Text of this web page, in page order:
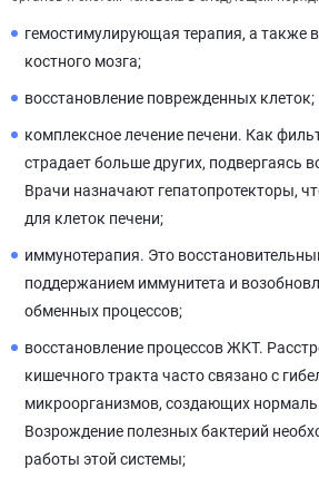
гемостимулирующая терапия, а также
костного мозга;
восстановление поврежденных клеток;
комплексное лечение печени. Как
страдает больше других, подвергаясь
Врачи назначают гепатопротекторы,
для клеток печени;
иммунотерапия. Это
поддержанием иммунитета и
обменных процессов;
восстановление процессов ЖКТ.
кишечного тракта часто связано с
микроорганизмов, создающих
Возрождение полезных бактерий
работы этой системы;